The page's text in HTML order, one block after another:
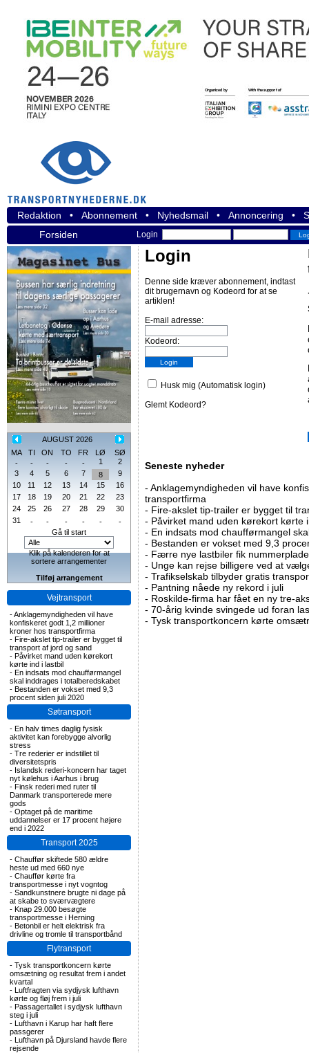
Redaktion • Abonnement • Nyhedsmail • Annoncering •
Forsiden
Login
AUGUST 2026
MA
TI ON TO FR LØ
SØ
-
- - - - 1
2
3
4 5 6 7 8
9
10
11 12 13 14 15
16
17
18 19 20 21 22
23
24
25 26 27 28 29
30
31
- - - - -
-
Gå til start
Klik på kalenderen for at
sortere arrangementer
Tilføj arrangement
Vejtransport
-Anklagemyndigheden vil have
konfiskeret godt 1,2 millioner
kroner hos transportfirma
- Fire-akslet tip-trailer er bygget til
transport af jord og sand
- Påvirket mand uden kørekort
kørte ind i lastbil
- En indsats mod chaufførmangel
skal inddrages i totalberedskabet
- Bestanden er vokset med 9,3
procent siden juli 2020
Søtransport
- En halv times daglig fysisk
aktivitet kan forebygge alvorlig
stress
- Tre rederier er indstillet til
diversitetspris
- Islandsk rederi-koncern har taget
nyt kølehus i Aarhus i brug
- Finsk rederi med ruter til
Danmark transporterede mere
gods
- Optaget på de maritime
uddannelser er 17 procent højere
end i 2022
Transport 2025
- Chauffør skiftede 580 ældre
heste ud med 660 nye
- Chauffør kørte fra
transportmesse i nyt vogntog
- Sandkunstnere brugte ni dage på
at skabe to sværvægtere
- Knap 29.000 besøgte
transportmesse i Herning
- Betonbil er helt elektrisk fra
drivline og tromle til transportbånd
Flytransport
- Tysk transportkoncern kørte
omsætning og resultat frem i andet
kvartal
- Luftfragten via sydjysk lufthavn
kørte og fløj frem i juli
- Passagertallet i sydjysk lufthavn
steg i juli
- Lufthavn i Karup har haft flere
passgerer
- Lufthavn på Djursland havde flere
rejsende
Login
Denne side kræver abonnement, indtast
dit brugernavn og Kodeord for at se
artiklen!
E-mail adresse:
Kodeord:
Husk mig (Automatisk login)
Glemt Kodeord?
Seneste nyheder
- Anklagemyndigheden vil have
transportfirma
- Fire-akslet tip-trailer er bygget til
- Påvirket mand uden kørekort kørte
- En indsats mod chaufførmangel
- Bestanden er vokset med 9,3
- Færre nye lastbiler fik
- Unge kan rejse billigere ved at
- Trafikselskab tilbyder gratis
- Pantning nåede ny rekord i juli
- Roskilde-firma har fået en ny tre-
- 70-årig kvinde svingede ud foran
- Tysk transportkoncern kørte